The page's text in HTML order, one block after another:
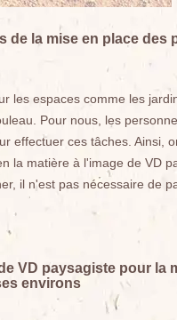
de la mise en place
les espaces comme les
Pour nous, les
effectuer ces tâches. Ainsi,
la matière à l'image de VD
il n'est pas nécessaire de
VD paysagiste pour la
environs